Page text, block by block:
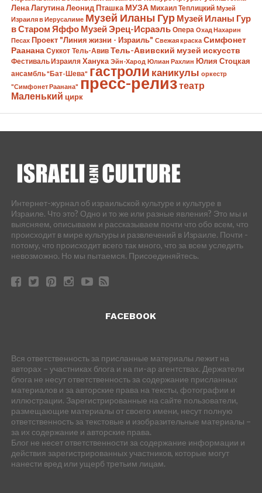
Лена Лагутина Леонид Пташка МУЗА Михаил Теплицкий Музей
Израиля в Иерусалиме Музей Иланы Гур Музей Иланы Гур
в Старом Яффо Музей Эрец-Исраэль Опера Охад Нахарин
Песах Проект "Линия жизни - Израиль" Свежая краска Симфонет
Раанана Суккот Тель-Авив Тель-Авивский музей искусств
Фестиваль Израиля Ханука Эйн-Харод Юлиан Рахлин Юлия Стоцкая
ансамбль "Бат-Шева" гастроли каникулы оркестр
"Симфонет Раанана" пресс-релизтеатр
Маленький цирк
Интернет-журнал об израильской культуре и культуре в
Израиле. Что это? Одно и то же или разные явления? Это мы и
выясняем, описываем и рассказываем почти что обо всем, что
происходит в мире культуры и развлечений в Израиле. Почти -
потому, что происходит всего так много, что за всем уследить
невозможно. Но мы пытаемся. Присоединяйтесь.
FACEBOOK
Вся ответственность за присланные материалы лежит на
авторах – участниках блога и на пи-ар агентствах. Держатели
блога не несут ответственность за содержание присланных
материалов и за авторские права на тексты, фотографии и
иллюстрации. Зарегистрированные на сайте пользователи,
размещающие материалы от своего имени, несут полную
ответственность за текстовые и изобразительные материалы –
за их содержание и авторские права.
Блог не несет ответственности за содержание информации и
действия зарегистрированных участников, которые могут
нанести вред или ущерб третьим лицам.